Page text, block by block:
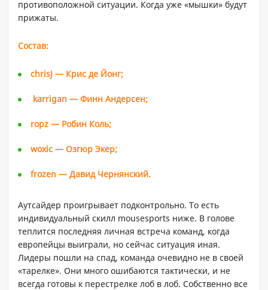
противоположной ситуации. Когда уже «мышки» будут
прижаты.
Состав:
chrisJ — Крис де Йонг;
karrigan — Финн Андерсен;
ropz — Робин Коль;
woxic — Озгюр Экер;
frozen — Давид Чернянский.
Аутсайдер проигрывает подконтрольно. То есть
индивидуальный скилл mousesports ниже. В голове
теплится последняя личная встреча команд, когда
европейцы выиграли, но сейчас ситуация иная.
Лидеры пошли на спад, команда очевидно не в своей
«тарелке». Они много ошибаются тактически, и не
всегда готовы к перестрелке лоб в лоб. Собственно все